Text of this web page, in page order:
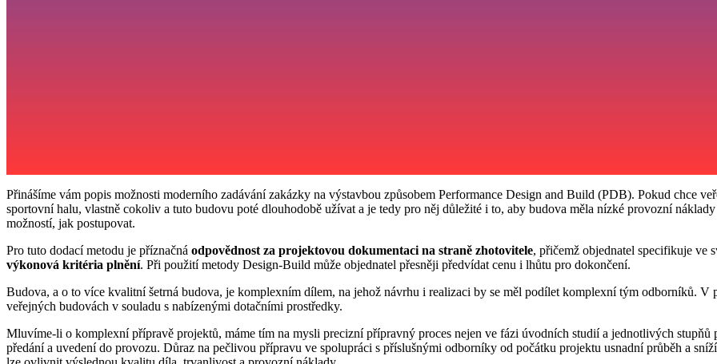
Přinášíme vám popis možnosti moderního zadávání zakázky na výstavbou způsobem Performance Design and Build (PDB). Pokud chce
sportovní halu, vlastně cokoliv a tuto budovu poté dlouhodobě užívat a je tedy pro něj důležité i to, aby budova měla nízké provozní
možností, jak postupovat.
Pro tuto dodací metodu je příznačná odpovědnost za projektovou dokumentaci na straně zhotovitele, přičemž objednatel specifikuje ve
výkonová kritéria plnění. Při použití metody Design-Build může objednatel přesněji předvídat cenu i lhůtu pro dokončení.
Budova, a o to více kvalitní šetrná budova, je komplexním dílem, na jehož návrhu i realizaci by se měl podílet komplexní tým odborníků. V
veřejných budovách v souladu s nabízenými dotačními prostředky.
Mluvíme-li o komplexní přípravě projektů, máme tím na mysli precizní přípravný proces nejen ve fázi úvodních studií a jednotlivých stupňů
předání a uvedení do provozu. Důraz na pečlivou přípravu ve spolupráci s příslušnými odborníky od počátku projektu usnadní průběh a